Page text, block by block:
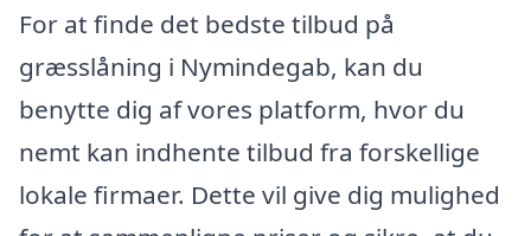
For at finde det bedste tilbud på
græsslåning i Nymindegab, kan du
benytte dig af vores platform, hvor du
nemt kan indhente tilbud fra forskellige
lokale firmaer. Dette vil give dig mulighed